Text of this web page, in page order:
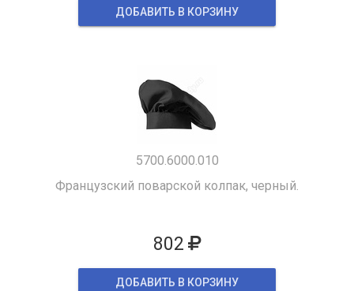
ДОБАВИТЬ В КОРЗИНУ
5700.6000.010
Французский поварской колпак, черный.
802
ДОБАВИТЬ В КОРЗИНУ